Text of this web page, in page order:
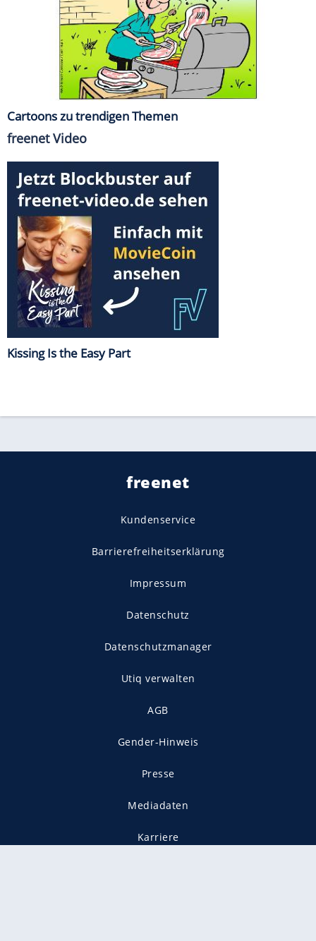
Cartoons zu trendigen Themen
freenet Video
Kissing Is the Easy Part
freenet
Kundenservice
Barrierefreiheitserklärung
Impressum
Datenschutz
Datenschutzmanager
Utiq verwalten
AGB
Gender-Hinweis
Presse
Mediadaten
Karriere